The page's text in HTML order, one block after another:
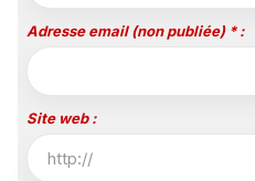
Adresse email (non publiée) * :
Site web :